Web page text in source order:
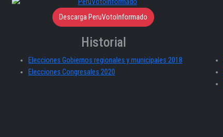
Descarga PeruVotoInformado
Historial
Elecciones Gobiernos regionales y municipales 2018
Elecciones Congresales 2020